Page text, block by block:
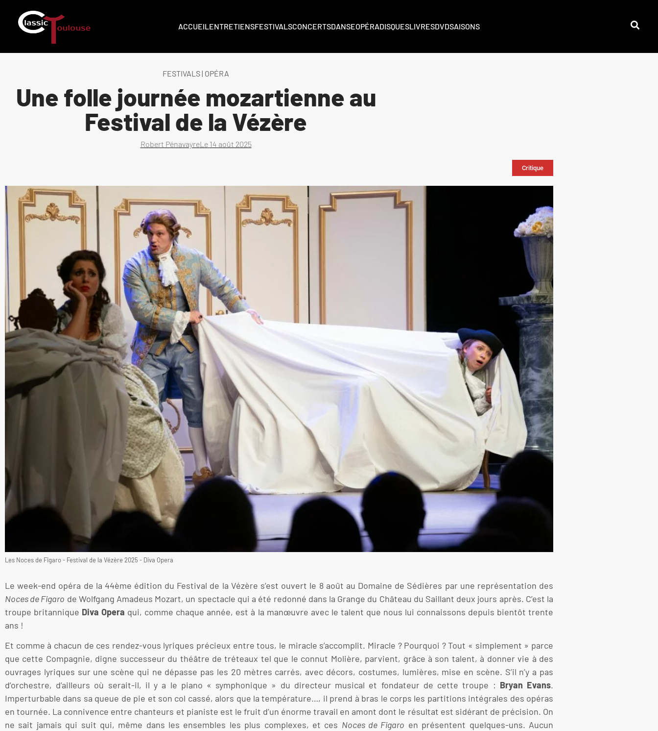
ACCUEILENTRETIENSFESTIVALSCONCERTSDANSEOPÉRADISQUESLIVRESDVDSAISONS
FESTIVALS| OPÉRA
Une folle journée mozartienne au
Festival de la Vézère
Robert PénavayreLe 14 août 2025
Critique
Les Noces de Figaro - Festival de la Vézère 2025 - Diva Opera
Le week-end opéra de la 44ème édition du Festival de la Vézère s’est ouvert le 8 août au Domaine de Sédières par une représentation des
Noces de Figaro de Wolfgang Amadeus Mozart, un spectacle qui a été redonné dans la Grange du Château du Saillant deux jours après. C’est la
troupe britannique Diva Opera qui, comme chaque année, est à la manœuvre avec le talent que nous lui connaissons depuis bientôt trente
ans !
Et comme à chacun de ces rendez-vous lyriques précieux entre tous, le miracle s’accomplit. Miracle ? Pourquoi ? Tout « simplement » parce
que cette Compagnie, digne successeur du théâtre de tréteaux tel que le connut Molière, parvient, grâce à son talent, à donner vie à des
ouvrages lyriques sur une scène qui ne dépasse pas les 20 mètres carrés, avec décors, costumes, lumières, mise en scène. S’il n’y a pas
d’orchestre, d’ailleurs où serait-il, il y a le piano « symphonique » du directeur musical et fondateur de cette troupe : Bryan Evans.
Imperturbable dans sa queue de pie et son col cassé, alors que la température…, il prend à bras le corps les partitions intégrales des opéras
en tournée. La connivence entre chanteurs et pianiste est le fruit d’un énorme travail en amont dont le résultat est sidérant de précision. On
ne sait jamais qui suit qui, même dans les ensembles les plus complexes, et ces Noces de Figaro en présentent quelques-uns. Aucun